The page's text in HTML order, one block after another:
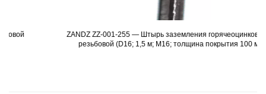
Подробнее
ZANDZ ZZ-001-255 — Штырь заземления горячеоцинкованный
резьбовой (D16; 1,5 м; М16; толщина покрытия 100 мкм)